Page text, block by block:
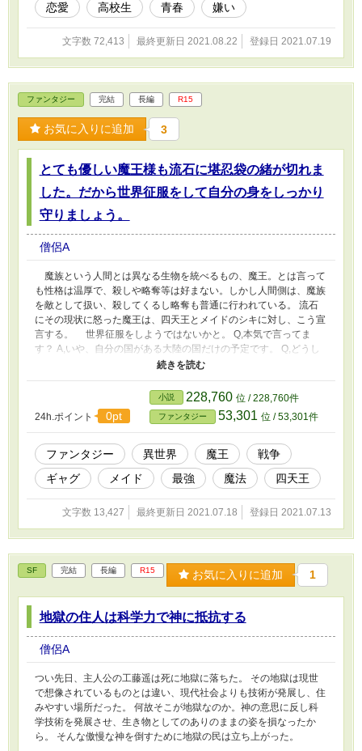
恋愛 高校生 青春 嫌い
文字数 72,413 最終更新日 2021.08.22 登録日 2021.07.19
ファンタジー 完結 長編 R15
お気に入りに追加 3
とても優しい魔王様も流石に堪忍袋の緒が切れま
した。だから世界征服をして自分の身をしっかり
守りましょう。
僧侶A
魔族という人間とは異なる生物を統べるもの、魔王。とは言って
も性格は温厚で、殺しや略奪等は好まない。しかし人間側は、魔族
を敵として扱い、殺してくるし略奪も普通に行われている。 流石
にその現状に怒った魔王は、四天王とメイドのシキに対し、こう宣
言する。 世界征服をしようではないかと。 Q,本気で言ってま
す？ A,いや、自分の国がある大陸の国だけの予定です。 Q,どうし
て見栄を張ったんですか？ A,だって魔王だから。少しくらいカッコ
つけないと威厳というものが無いじゃないですか。 Q,そもそも魔
王様に威厳があるわけないじゃないですか。所詮魔王様ですよ。
A、……はい。
24h.ポイント
0pt
小説 228,760 位 / 228,760件
ファンタジー 53,301 位 / 53,301件
ファンタジー 異世界 魔王
戦争
ギャグ
メイド 最強 魔法 四天王
文字数 13,427 最終更新日 2021.07.18 登録日 2021.07.13
SF 完結 長編 R15 お気に入りに追加 1
地獄の住人は科学力で神に抵抗する
僧侶A
つい先日、主人公の工藤遥は死に地獄に落ちた。 その地獄は現世
で想像されているものとは違い、現代社会よりも技術が発展し、住
みやすい場所だった。 何故そこが地獄なのか。神の意思に反し科
学技術を発展させ、生き物としてのありのままの姿を損なったか
ら。 そんな傲慢な神を倒すために地獄の民は立ち上がった。